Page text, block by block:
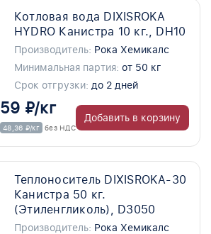
Котловая вода DIXISROKA
HYDRO Канистра 10 кг., DH10
Производитель: Рока Хемикалс
Минимальная партия: от 50 кг
Срок отгрузки: до 2 дней
59 ₽/кг
48,36 ₽/кг без НДС
Добавить в корзину
Теплоноситель DIXISROKA-30
Канистра 50 кг.
(Этиленгликоль), D3050
Производитель: Рока Хемикалс